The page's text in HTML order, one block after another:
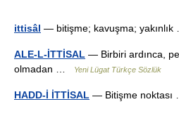
ittisâl — bitişme; kavuşma;
ALE-L-İTTİSAL — Birbiri ardınca,
olmadan …
Yeni Lügat Türkçe Sözlük
HADD-İ İTTİSAL — Bitişme